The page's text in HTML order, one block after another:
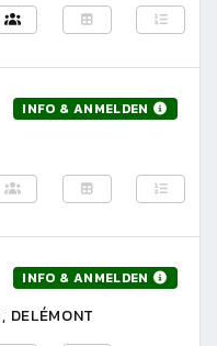
INFO & ANMELDEN
INFO & ANMELDEN
DELÉMONT